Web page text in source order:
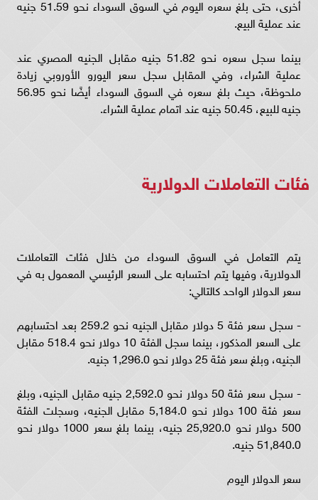
أخرى، حتى بلغ سعره اليوم في السوق السوداء نحو 51.59 جنيه
عند عملية البيع.
بينما سجل سعره نحو 51.82 جنيه مقابل الجنيه المصري عند
عملية الشراء، وفي المقابل سجل سعر اليورو الأوروبي زيادة
ملحوظة، حيث بلغ سعره في السوق السوداء أيضًا نحو 56.95
جنيه للبيع، 50.45 جنيه عند اتمام عملية الشراء.
فئات التعاملات الدولارية
يتم التعامل في السوق السوداء من خلال فئات التعاملات
الدولارية، وفيها يتم احتسابه على السعر الرئيسي المعمول به في
سعر الدولار الواحد كالتالي:
- سجل سعر فئة 5 دولار مقابل الجنيه نحو 259.2 بعد احتسابهم
على السعر المذكور، بينما سجل الفئة 10 دولار نحو 518.4 مقابل
الجنيه، وبلغ سعر فئة 25 دولار نحو 1,296.0 جنيه.
- سجل سعر فئة 50 دولار نحو 2,592.0 جنيه مقابل الجنيه، وبلغ
سعر فئة 100 دولار نحو 5,184.0 مقابل الجنيه، وسجلت الفئة
500 دولار نحو 25,920.0 جنيه، بينما بلغ سعر 1000 دولار نحو
51,840.0 جنيه.
سعر الدولار اليوم